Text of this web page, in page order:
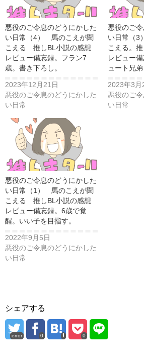
悪役のご令息のどうにかした
い日常（4） 馬のこえが聞
こえる 推しBL小説の感想
レビュー備忘録。フラン7
歳。書き下ろし。
2023年12月21日
悪役のご令息のどうにかした
い日常
悪役のご
い日常（3
こえる。
レビュー
ュート兄
2023年3月
悪役のご
い日常
悪役のご令息のどうにかした
い日常（1） 馬のこえが聞
こえる 推しBL小説の感想
レビュー備忘録。6歳で覚
醒。いい子を目指す。
2022年9月5日
悪役のご令息のどうにかした
い日常
シェアする
error 0 0